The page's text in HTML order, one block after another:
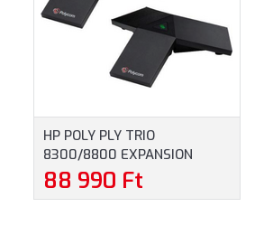
HP POLY PLY TRIO
8300/8800 EXPANSION
MIKROFON (85X00AA)
88 990 Ft